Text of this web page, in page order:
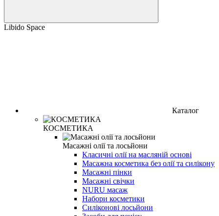
Libido Space
Каталог
КОСМЕТИКА
Масажні олії та лосьйони
Класичні олії на масляній основі
Масажна косметика без олії та силікону
Масажні пінки
Масажні свічки
NURU масаж
Набори косметики
Силіконові лосьйони